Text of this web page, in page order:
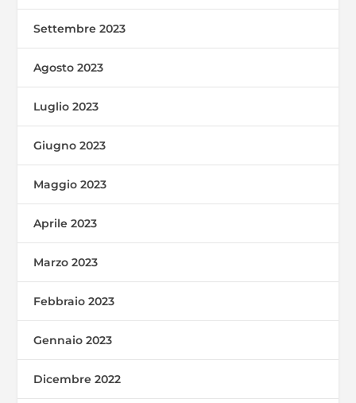
Settembre 2023
Agosto 2023
Luglio 2023
Giugno 2023
Maggio 2023
Aprile 2023
Marzo 2023
Febbraio 2023
Gennaio 2023
Dicembre 2022